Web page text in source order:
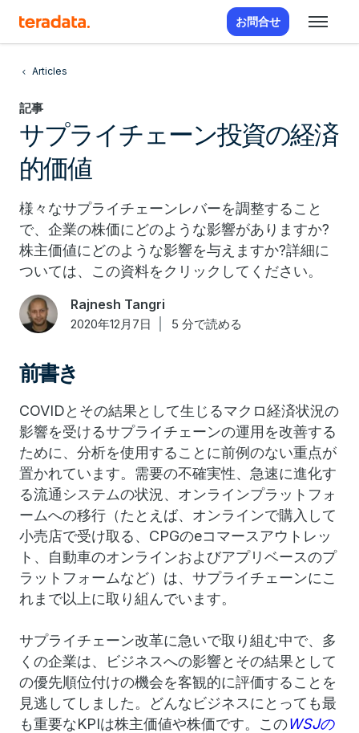
お問合せ
Articles
記事
サプライチェーン投資の経済
的価値
様々なサプライチェーンレバーを調整すること
で、企業の株価にどのような影響がありますか?
株主価値にどのような影響を与えますか?詳細に
ついては、この資料をクリックしてください。
Rajnesh Tangri
2020年12月7日 5 分で読める
前書き
COVIDとその結果として生じるマクロ経済状況の
影響を受けるサプライチェーンの運用を改善する
ために、分析を使用することに前例のない重点が
置かれています。 需要の不確実性、急速に進化す
る流通システムの状況、オンラインプラットフォ
ームへの移行（たとえば、オンラインで購入して
小売店で受け取る、CPGのeコマースアウトレッ
ト、自動車のオンラインおよびアプリベースのプ
ラットフォームなど）は、サプライチェーンにこ
れまで以上に取り組んでいます。
サプライチェーン改革に急いで取り組む中で、多
くの企業は、ビジネスへの影響とその結果として
の優先順位付けの機会を客観的に評価することを
見逃してしました。
どんなビジネスにとっても最
も重要なKPIは株主価値や株価です。 このWSJの